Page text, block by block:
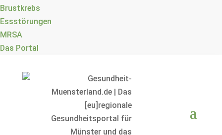
Brustkrebs
Essstörungen
MRSA
Das Portal